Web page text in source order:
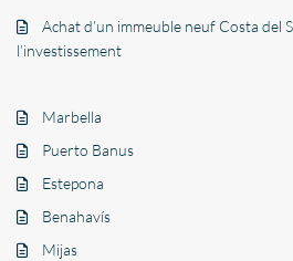
Achat d’un immeuble neuf Costa del
l’investissement
Marbella
Puerto Banus
Estepona
Benahavís
Mijas